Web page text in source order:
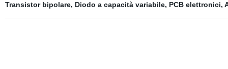
Transistor bipolare, Diodo a capacità variabile, PCB elettronici,